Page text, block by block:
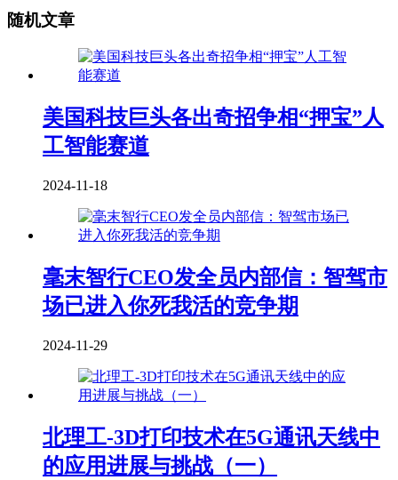
随机文章
美国科技巨头各出奇招争相“押宝”人
工智能赛道
2024-11-18
毫末智行CEO发全员内部信：智驾市
场已进入你死我活的竞争期
2024-11-29
北理工-3D打印技术在5G通讯天线中
的应用进展与挑战（一）